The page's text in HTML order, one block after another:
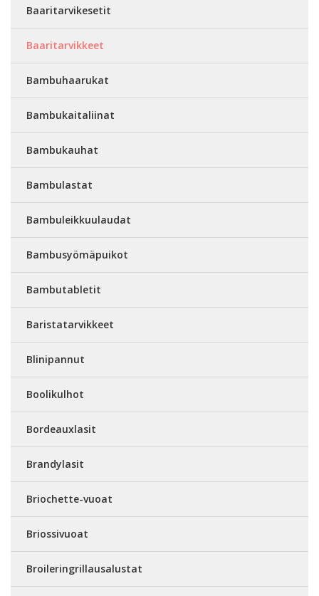
Baaritarvikesetit
Baaritarvikkeet
Bambuhaarukat
Bambukaitaliinat
Bambukauhat
Bambulastat
Bambuleikkuulaudat
Bambusyömäpuikot
Bambutabletit
Baristatarvikkeet
Blinipannut
Boolikulhot
Bordeauxlasit
Brandylasit
Briochette-vuoat
Briossivuoat
Broileringrillausalustat